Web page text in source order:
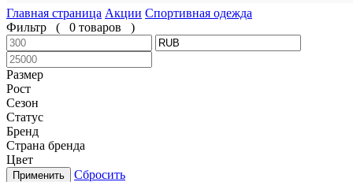
Главная страница Акции Спортивная одежда
Фильтр
( 0 товаров )
Размер
Рост
Сезон
Статус
Бренд
Страна бренда
Цвет
Сбросить